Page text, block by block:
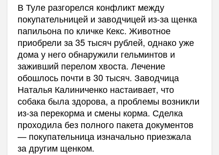
В Туле разгорелся конфликт между
покупательницей и заводчицей из-за щенка
папильона по кличке Кекс. Животное
приобрели за 35 тысяч рублей, однако уже
дома у него обнаружили гельминтов и
заживший перелом хвоста. Лечение
обошлось почти в 30 тысяч. Заводчица
Наталья Калиниченко настаивает, что
собака была здорова, а проблемы возникли
из-за перекорма и смены корма. Сделка
проходила без полного пакета документов
— покупательница изначально приезжала
за другим щенком.